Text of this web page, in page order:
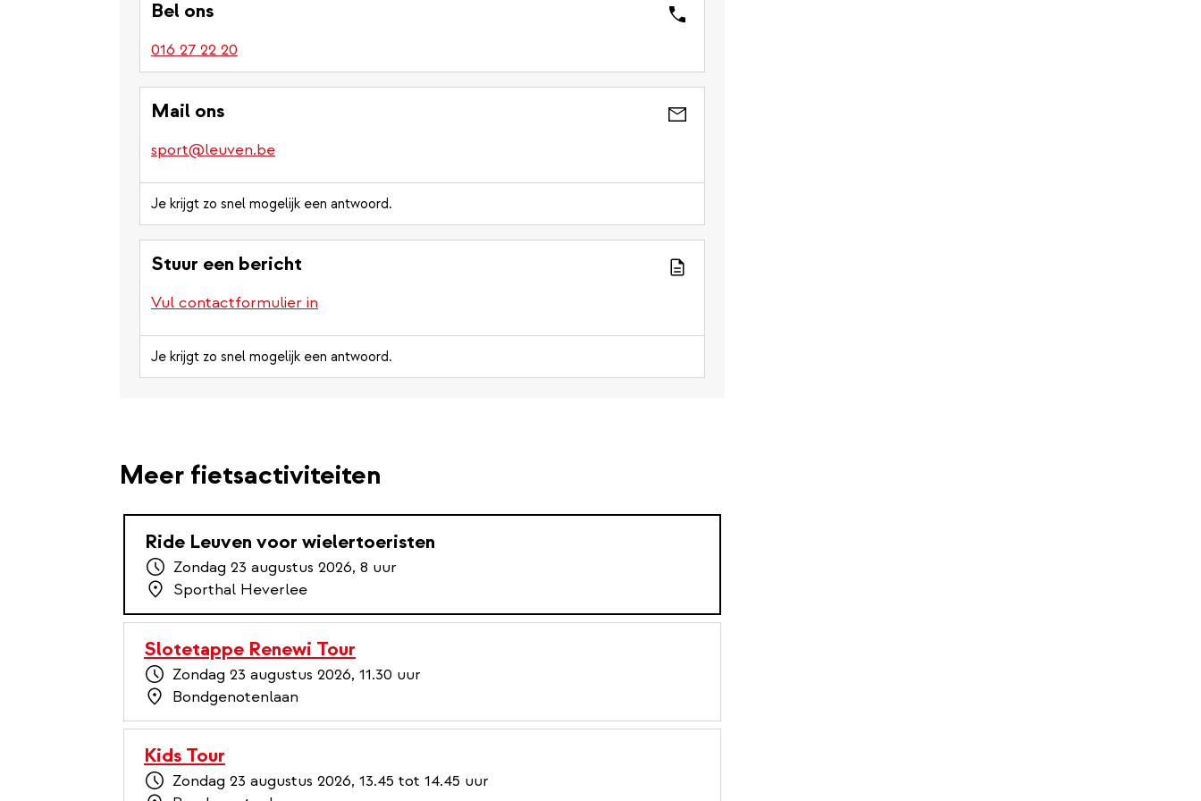
Bel ons
016 27 22 20
Mail ons
sport@leuven.be
Je krijgt zo snel mogelijk een antwoord.
Stuur een bericht
Vul contactformulier in
Je krijgt zo snel mogelijk een antwoord.
Meer fietsactiviteiten
Ride Leuven voor wielertoeristen
Zondag 23 augustus 2026, 8 uur
Sporthal Heverlee
Slotetappe Renewi Tour
Zondag 23 augustus 2026, 11.30 uur
Bondgenotenlaan
Kids Tour
Zondag 23 augustus 2026, 13.45 tot 14.45 uur